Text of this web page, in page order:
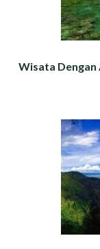
Wisata Dengan